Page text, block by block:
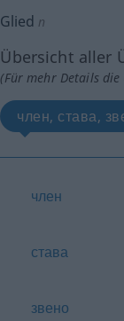
Glied n
Übersicht aller
(Für mehr Details
член, става,
член
става
звено